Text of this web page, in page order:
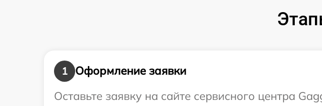
1
Оформление заявки
Оставьте заявку на сайте сервисного центра